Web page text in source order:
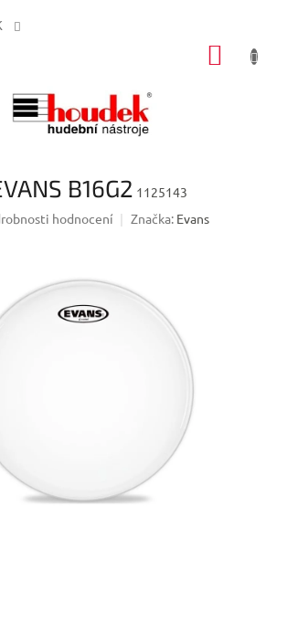
B16G2 1125143
hodnocení Značka: Evans